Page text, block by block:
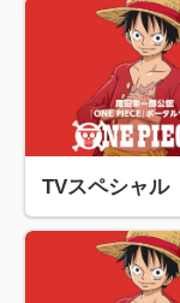
TVスペシャル